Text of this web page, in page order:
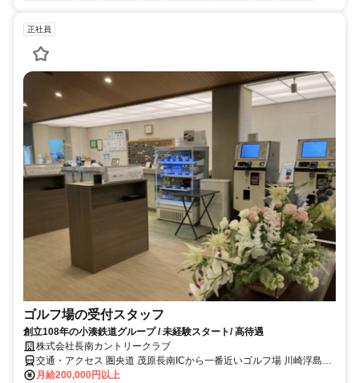
正社員
ゴルフ場の受付スタッフ
創立108年の小湊鉄道グループ / 未経験スタート/ 高待遇
株式会社長南カントリークラブ
交通・アクセス 圏央道 茂原長南ICから一番近いゴルフ場 川崎浮島
JCTから45分
月給200,000円以上